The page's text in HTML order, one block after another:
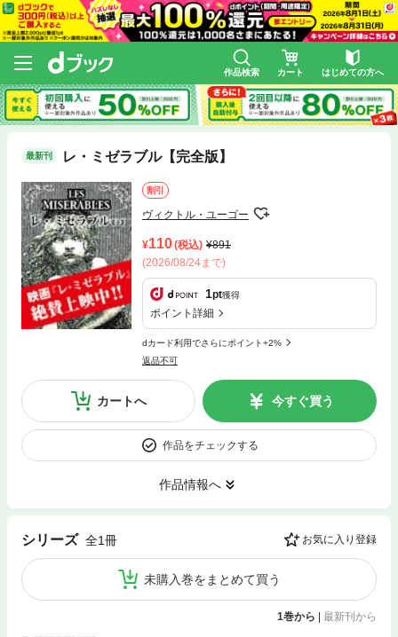
作品検索 カート はじめての方へ
最新刊 レ・ミゼラブル【完全版】
割引
ヴィクトル・ユーゴー
110(税込)
891
(2026/08/24まで)
1pt獲得
ポイント詳細
dカード利用でさらにポイント+2%
返品不可
カートへ 今すぐ買う
作品をチェックする
作品情報へ
シリーズ 全1冊 お気に入り登録
未購入巻をまとめて買う
1巻から 最新刊から